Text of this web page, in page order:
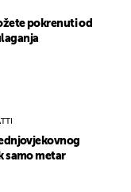
pokrenuti od
samo metar